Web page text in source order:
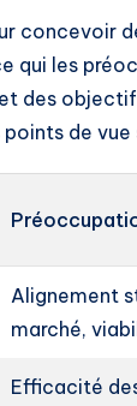
concevoir
qui les
des
de vue
Alignement
marché,
Efficacité